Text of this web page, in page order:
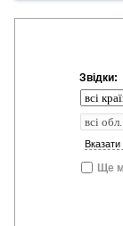
Звідки:
Вказати
Ще